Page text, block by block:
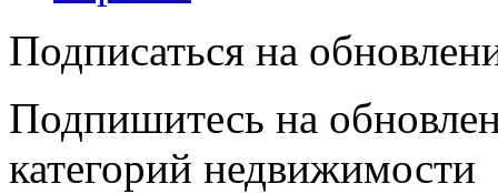
Подписаться на
Подпишитесь на
категорий недвижимости